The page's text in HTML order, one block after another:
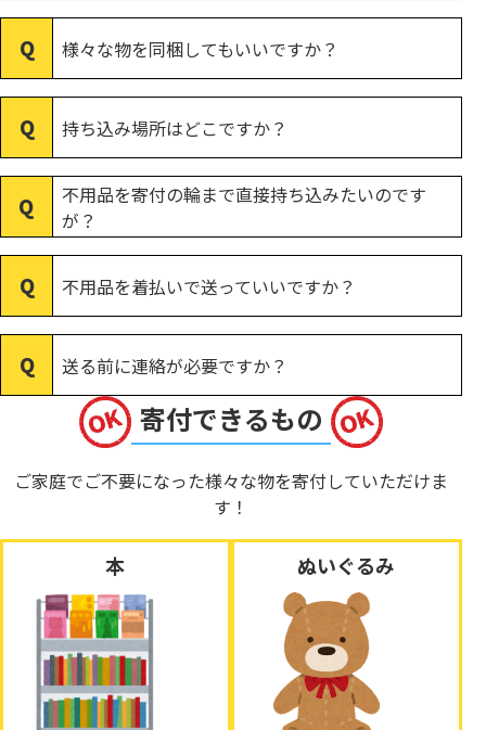
様々な物を同梱してもいいですか？
持ち込み場所はどこですか？
不用品を寄付の輪まで直接持ち込みたいのです
が？
不用品を着払いで送っていいですか？
送る前に連絡が必要ですか？
寄付できるもの
ご家庭でご不要になった様々な物を寄付していただけま
す！
本 ぬいぐるみ